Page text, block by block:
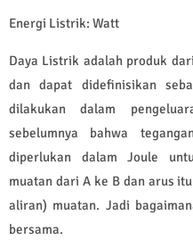
Energi Listrik: Watt
Daya Listrik adalah produk
dan dapat didefinisikan
dilakukan dalam
sebelumnya bahwa
diperlukan dalam Joule
muatan dari A ke B dan arus
aliran) muatan. Jadi
bersama.